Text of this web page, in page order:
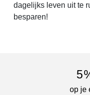
dagelijks leven uit te
besparen!
op je